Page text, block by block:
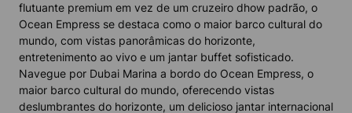
flutuante premium em vez de um cruzeiro dhow padrão, o
Ocean Empress se destaca como o maior barco cultural do
mundo, com vistas panorâmicas do horizonte,
entretenimento ao vivo e um jantar buffet sofisticado.
Navegue por Dubai Marina a bordo do Ocean Empress, o
maior barco cultural do mundo, oferecendo vistas
deslumbrantes do horizonte, um delicioso jantar internacional